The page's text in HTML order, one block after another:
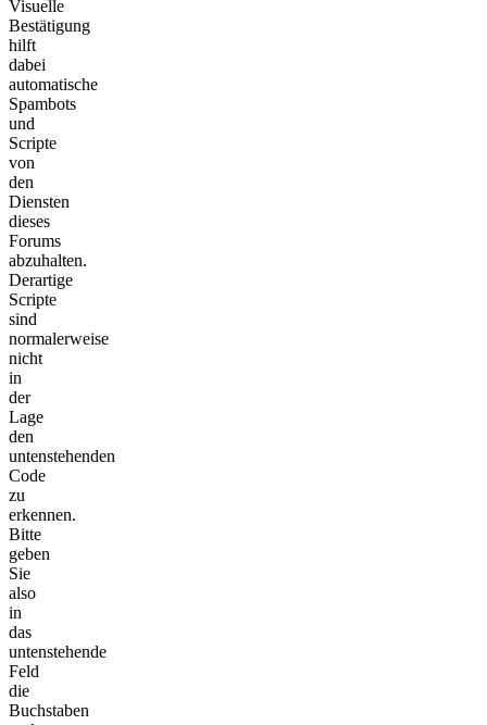
Visuelle
Bestätigung
hilft
dabei
automatische
Spambots
und
Scripte
von
den
Diensten
dieses
Forums
abzuhalten.
Derartige
Scripte
sind
normalerweise
nicht
in
der
Lage
den
untenstehenden
Code
zu
erkennen.
Bitte
geben
Sie
also
in
das
untenstehende
Feld
die
Buchstaben